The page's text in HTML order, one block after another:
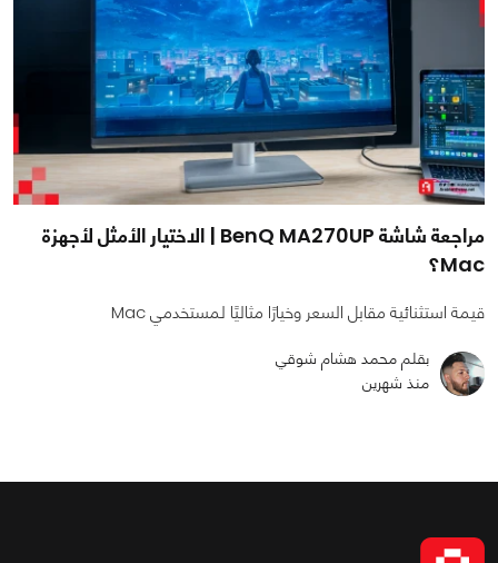
مراجعة شاشة BenQ MA270UP | الاختيار الأمثل لأجهزة
Mac؟
قيمة استثنائية مقابل السعر وخيارًا مثاليًا لمستخدمي Mac
بقلم محمد هشام شوقي
منذ شهرين